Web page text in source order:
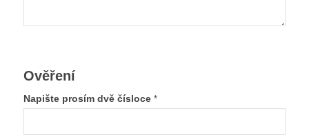
Ověření
Napište prosím dvě čísloce *